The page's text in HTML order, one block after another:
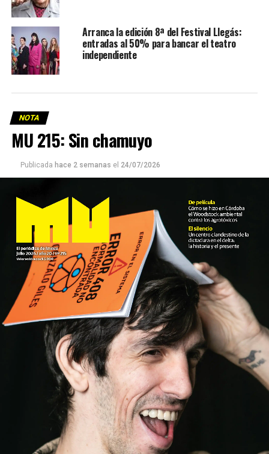
Arranca la edición 8ª del Festival Llegás:
entradas al 50% para bancar el teatro
independiente
NOTA
MU 215: Sin chamuyo
Publicada hace 2 semanas el 24/07/2026